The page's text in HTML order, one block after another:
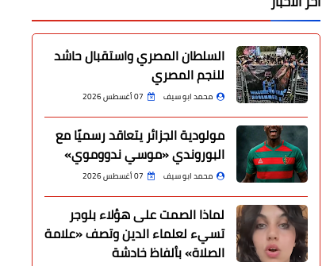
السلطان المصري واستقبال حاشد
للنجم المصري
محمد ابو سيف 07 أغسطس 2026
مولودية الجزائر يتعاقد رسميًا مع
البوروندي «موسي ندووموي»
محمد ابو سيف 07 أغسطس 2026
لماذا الصمت على هؤلاء بلوجر
تسيء لعلماء الدين وتصف «علامة
الصلاة» بألفاظ خادشة